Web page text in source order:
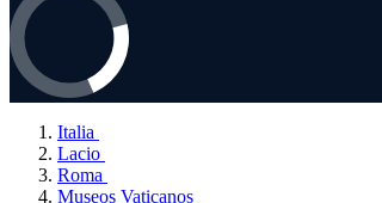
Italia
Lacio
Roma
Museos Vaticanos